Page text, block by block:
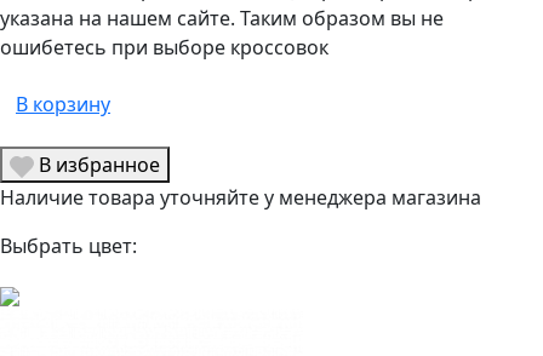
указана на нашем сайте. Таким образом вы не
ошибетесь при выборе кроссовок
В корзину
В избранное
Наличие товара уточняйте у менеджера магазина
Выбрать цвет: